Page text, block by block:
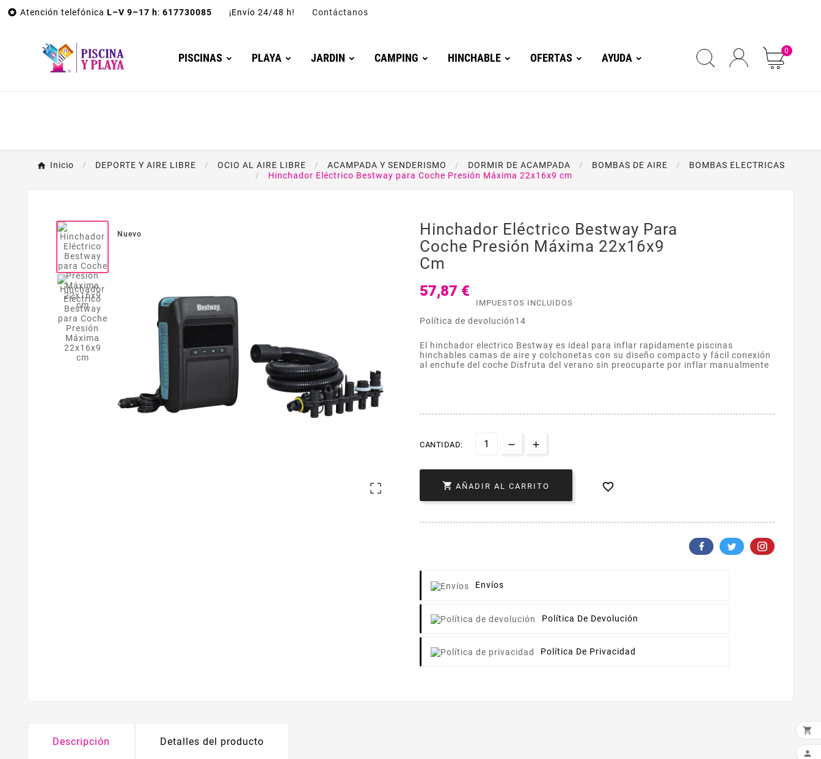
 Atención telefónica L–V 9–17 h: 617730085 ¡Envío 24/48 h! Contáctanos
PISCINAS PLAYA JARDIN CAMPING HINCHABLE OFERTAS AYUDA
0
Inicio DEPORTE Y AIRE LIBRE OCIO AL AIRE LIBRE ACAMPADA Y SENDERISMO DORMIR DE ACAMPADA BOMBAS DE AIRE
BOMBAS ELECTRICAS
Hinchador Eléctrico Bestway para Coche Presión Máxima 22x16x9 cm
Nuevo

Hinchador Eléctrico Bestway Para
Coche Presión Máxima 22x16x9
Cm
57,87 €
IMPUESTOS INCLUIDOS
Política de devolución14
El hinchador electrico Bestway es ideal para inflar rapidamente piscinas
hinchables camas de aire y colchonetas con su diseño compacto y fácil conexión
al enchufe del coche Disfruta del verano sin preocuparte por inflar manualmente
CANTIDAD:
 AÑADIR AL CARRITO 
Envíos
Política De Devolución
Política De Privacidad
Descripción Detalles del producto

